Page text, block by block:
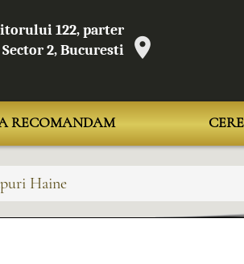
122, parter
Sector 2, Bucuresti
RECOMANDAM
Haine